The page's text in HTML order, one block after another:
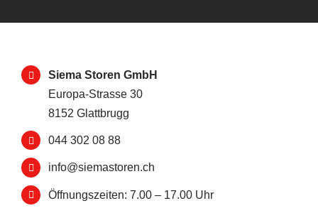
Siema Storen GmbH
Europa-Strasse 30
8152 Glattbrugg
044 302 08 88
info@siemastoren.ch
Öffnungszeiten: 7.00 – 17.00 Uhr